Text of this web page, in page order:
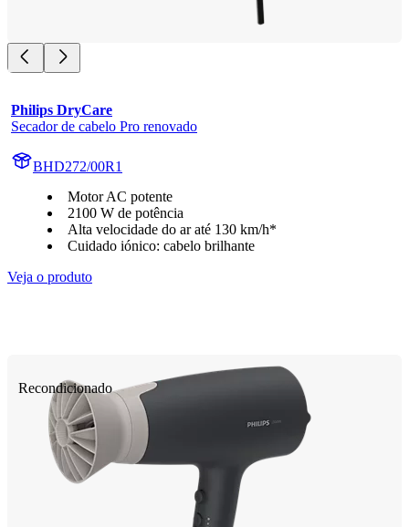
Philips DryCare
Secador de cabelo Pro renovado
BHD272/00R1
Motor AC potente
2100 W de potência
Alta velocidade do ar até 130 km/h*
Cuidado iónico: cabelo brilhante
Veja o produto
Recondicionado